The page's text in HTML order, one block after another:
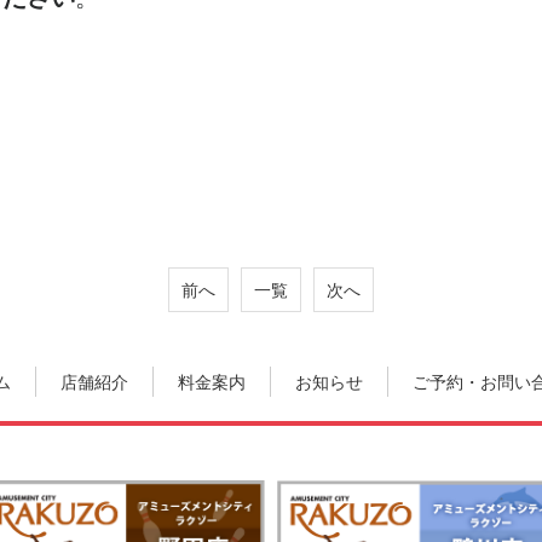
前へ 一覧 次へ
店舗紹介 料金案内 お知らせ ご予約・お問い